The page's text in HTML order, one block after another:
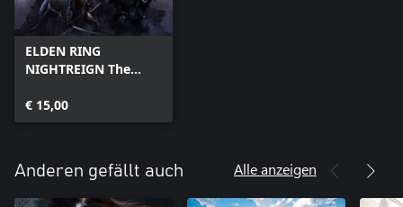
ELDEN RING
NIGHTREIGN The
€ 15,00
Anderen gefällt auch Alle anzeigen